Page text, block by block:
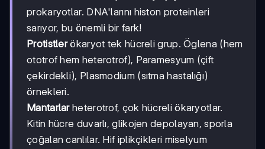
prokaryotlar. DNA'larını histon proteinleri
sarıyor, bu önemli bir fark!
Protistlerökaryot tek hücreli grup. Öglena (hem
ototrof hem heterotrof), Paramesyum (çift
çekirdekli), Plasmodium (sıtma hastalığı)
örnekleri.
Mantarlarheterotrof, çok hücreli ökaryotlar.
Kitin hücre duvarlı, glikojen depolayan, sporla
çoğalan canlılar. Hif iplikçikleri miselyum